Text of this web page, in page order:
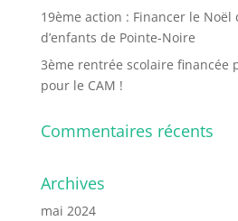
19ème action : Financer le Noël
d’enfants de Pointe-Noire
3ème rentrée scolaire financée
pour le CAM !
Commentaires récents
Archives
mai 2024